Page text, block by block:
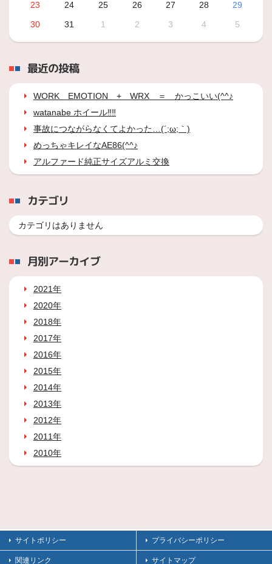
23
24 25 26 27 28
29
30
31 1 2 3 4 5
最近の投稿
WORK EMOTION + WRX ＝ かっこいい(^^♪
watanabe ホイール‼‼
事故につながらなくてよかった…(´;ω;｀)
めっちゃキレイなAE86(^^♪
アルファード純正サイズアルミ交換
カテゴリ
カテゴリはありません
月別アーカイブ
2021年
2020年
2018年
2017年
2016年
2015年
2014年
2013年
2012年
2011年
2010年
サイトポリシー プライバシーポリシー
関連リンク サイトマップ